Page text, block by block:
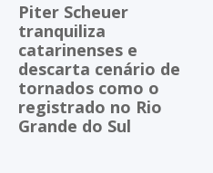
Piter Scheuer
tranquiliza
catarinenses e
descarta cenário de
tornados como o
registrado no Rio
Grande do Sul